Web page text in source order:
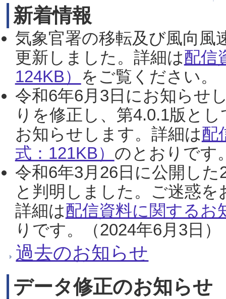
新着情報
気象官署の移転及び風向風
更新しました。詳細は配信
124KB） をご覧ください。
令和6年6月3日にお知らせ
りを修正し、第4.0.1版と
お知らせします。詳細は配
式：121KB） のとおりです
令和6年3月26日に公開し
と判明しました。ご迷惑
詳細は配信資料に関するお
りです。（2024年6月3日）
過去のお知らせ
データ修正のお知らせ